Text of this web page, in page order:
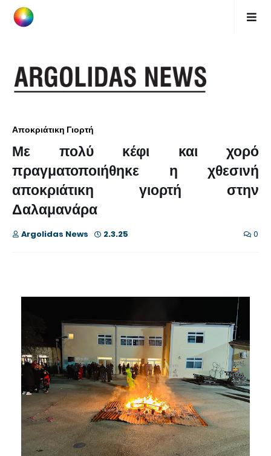
Αποκριάτικη Γιορτή
Με πολύ κέφι και χορό
πραγματοποιήθηκε η χθεσινή
αποκριάτικη γιορτή στην
Δαλαμανάρα
Argolidas News 2.3.25 0